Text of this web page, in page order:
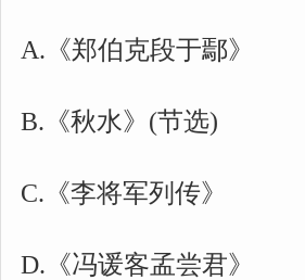
A.《郑伯克段于鄢》
B.《秋水》(节选)
C.《李将军列传》
D.《冯谖客孟尝君》